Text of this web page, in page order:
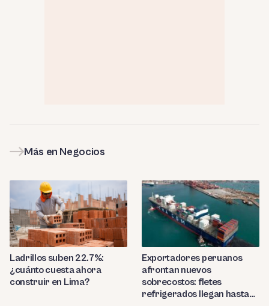
Más en Negocios
Ladrillos suben 22.7%:
¿cuánto cuesta ahora
construir en Lima?
Exportadores peruanos
afrontan nuevos
sobrecostos: fletes
refrigerados llegan hasta